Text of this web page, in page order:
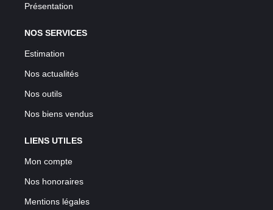
Présentation
NOS SERVICES
Estimation
Nos actualités
Nos outils
Nos biens vendus
LIENS UTILES
Mon compte
Nos honoraires
Mentions légales